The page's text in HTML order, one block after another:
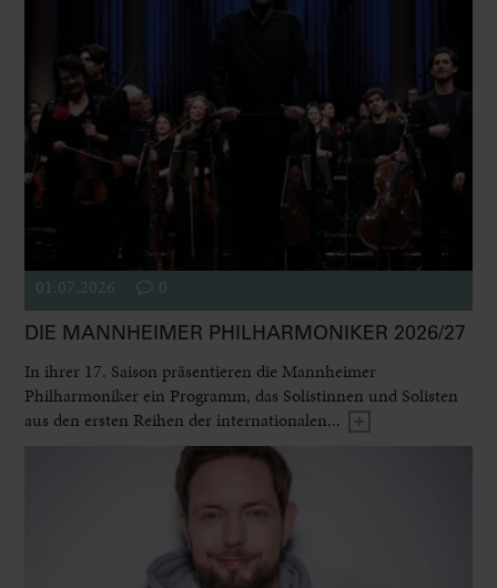
01.07.2026 0
DIE MANNHEIMER PHILHARMONIKER 2026/27
In ihrer 17. Saison präsentieren die Mannheimer
Philharmoniker ein Programm, das Solistinnen und Solisten
aus den ersten Reihen der internationalen...